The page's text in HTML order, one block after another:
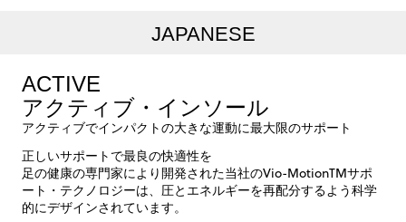
JAPANESE
ACTIVE
アクティブ・インソール
アクティブでインパクトの大きな運動に最大限のサポート
正しいサポートで最良の快適性を
足の健康の専門家により開発された当社のVio-MotionTMサポ
ート・テクノロジーは、圧とエネルギーを再配分するよう科学
的にデザインされています。